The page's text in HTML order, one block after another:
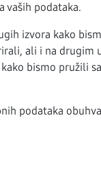
vaših podataka.
izvora kako
ali i na drugim
bismo pružili
podataka